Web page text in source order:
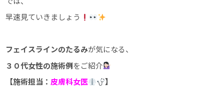
早速見ていきましょう
フェイスラインのたるみが気になる、
３０代女性の施術例をご紹介
【施術担当： 皮膚科女医 】